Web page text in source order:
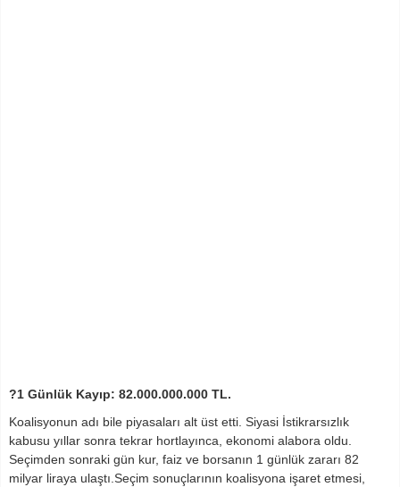
?1 Günlük Kayıp: 82.000.000.000 TL.
Koalisyonun adı bile piyasaları alt üst etti. Siyasi İstikrarsızlık
kabusu yıllar sonra tekrar hortlayınca, ekonomi alabora oldu.
Seçimden sonraki gün kur, faiz ve borsanın 1 günlük zararı 82
milyar liraya ulaştı.Seçim sonuçlarının koalisyona işaret etmesi,